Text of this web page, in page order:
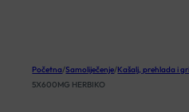
Početna/Samoliječenje/Kašalj, prehlada i
5X600MG HERBIKO